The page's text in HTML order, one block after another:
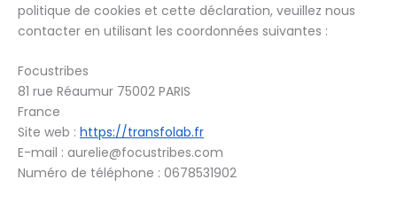
politique de cookies et cette déclaration, veuillez nous
contacter en utilisant les coordonnées suivantes :
Focustribes
81 rue Réaumur 75002 PARIS
France
Site web : https://transfolab.fr
E-mail : aurelie@focustribes.com
Numéro de téléphone : 0678531902